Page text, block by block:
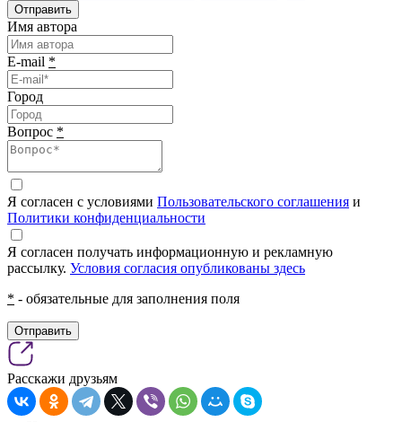
Отправить
Имя автора
E-mail *
Город
Вопрос *
Я согласен с условиями Пользовательского соглашения и
Политики конфиденциальности
Я согласен получать информационную и рекламную
рассылку. Условия согласия опубликованы здесь
* - обязательные для заполнения поля
Отправить
Расскажи друзьям